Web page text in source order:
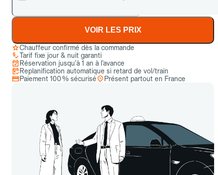
VOIR LES PRIX
Chauffeur confirmé dès la commande
Tarif fixe jour & nuit garanti
Réservation jusqu’à 1 an à l’avance
Replanification automatique si retard de vol/train
Paiement 100 % sécurisé
Présent partout en France